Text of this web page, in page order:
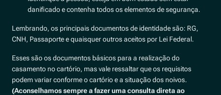
danificado e contenha todos os elementos de segurança.
Lembrando, os principais documentos de identidade são: RG,
CNH, Passaporte e quaisquer outros aceitos por Lei Federal.
Esses são os documentos básicos para a realização do
casamento no cartório, mas vale ressaltar que os requisitos
podem variar conforme o cartório e a situação dos noivos.
(Aconselhamos sempre a fazer uma consulta direta ao